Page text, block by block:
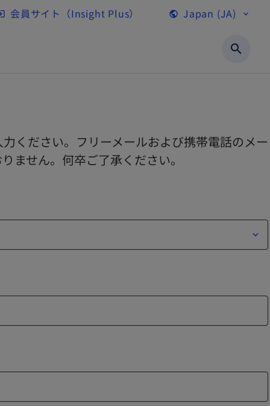
会員サイト（Insight Plus）
新
public Japan (JA) expand_more
search
ください。フリーメールおよび携帯電話のメー
ません。何卒ご了承ください。